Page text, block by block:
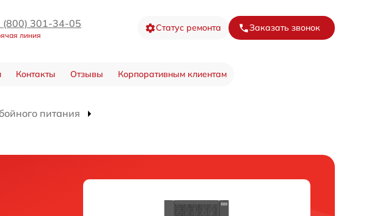
(800) 301-34-05
линия
Статус ремонта Заказать звонок
Контакты Отзывы Корпоративным клиентам
питания